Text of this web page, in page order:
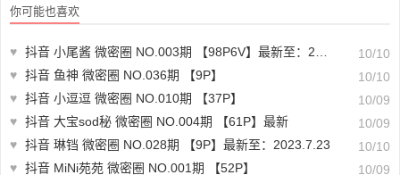
你可能也喜欢
♥ 抖音 小尾酱 微密圈 NO.003期 【98P6V】最新至：2023.8.7
10/10
♥ 抖音 鱼神 微密圈 NO.036期 【9P】
10/10
♥ 抖音 小逗逗 微密圈 NO.010期 【37P】
10/09
♥ 抖音 大宝sod秘 微密圈 NO.004期 【61P】最新
10/09
♥ 抖音 琳铛 微密圈 NO.028期 【9P】最新至：2023.7.23
10/10
♥ 抖音 MiNi苑苑 微密圈 NO.001期 【52P】 10/09